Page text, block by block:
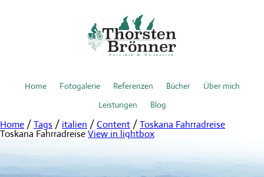
Home Fotogalerie Referenzen Bücher
Über mich
Leistungen
Blog
Home /Tags / italien /Content /Toskana Fahrradreise
Toskana FahrradreiseView in lightbox